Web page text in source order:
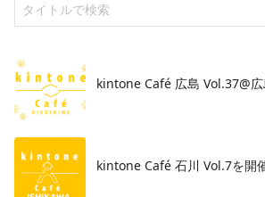
kintone Café 広島 Vol.37@広
​kintone Café 石川 Vol.7を開